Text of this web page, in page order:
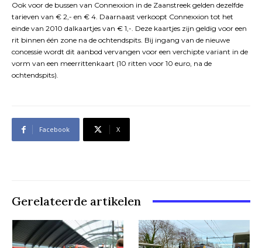
Ook voor de bussen van Connexxion in de Zaanstreek gelden dezelfde
tarieven van € 2,- en € 4. Daarnaast verkoopt Connexxion tot het
einde van 2010 dalkaartjes van € 1,-. Deze kaartjes zijn geldig voor een
rit binnen één zone na de ochtendspits. Bij ingang van de nieuwe
concessie wordt dit aanbod vervangen voor een verchipte variant in de
vorm van een meerrittenkaart (10 ritten voor 10 euro, na de
ochtendspits).
Facebook X
Gerelateerde artikelen